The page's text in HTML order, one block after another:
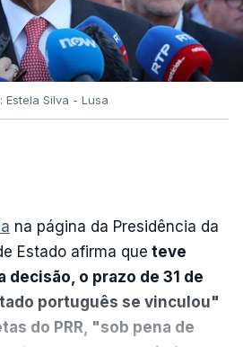
Estela Silva - Lusa
na página da Presidência da
Estado afirma que teve
decisão, o prazo de 31 de
português se vinculou"
do PRR, "sob pena de